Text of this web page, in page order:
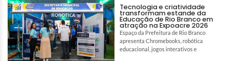
Tecnologia e criatividade
transformam estande da
Educação de Rio Branco em
atração na Expoacre 2026
Espaço da Prefeitura de Rio Branco
apresenta Chromebooks, robótica
educacional, jogos interativos e